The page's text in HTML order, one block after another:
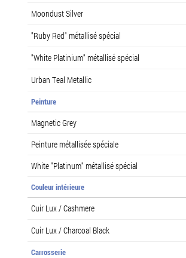
Moondust Silver
"Ruby Red" métallisé spécial
"White Platinium" métallisé spécial
Urban Teal Metallic
Peinture
Magnetic Grey
Peinture métallisée spéciale
White "Platinum" métallisé spécial
Couleur intérieure
Cuir Lux / Cashmere
Cuir Lux / Charcoal Black
Carrosserie